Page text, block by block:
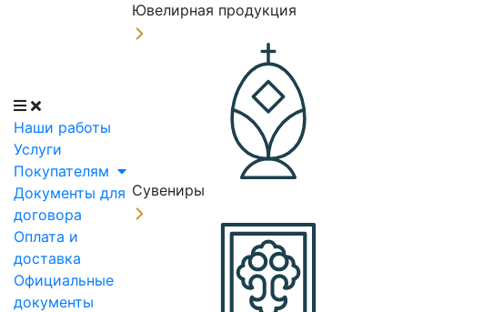
Наши работы
Услуги
Покупателям
Документы для
договора
Оплата и
доставка
Официальные
документы
Ювелирная продукция
Сувениры